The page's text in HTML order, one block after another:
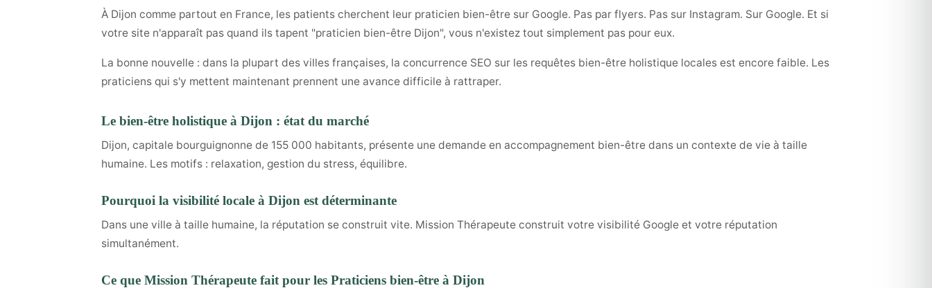
À Dijon comme partout en France, les patients cherchent leur praticien bien-être sur Google. Pas par flyers. Pas sur Instagram. Sur Google. Et si
votre site n'apparaît pas quand ils tapent "praticien bien-être Dijon", vous n'existez tout simplement pas pour eux.
La bonne nouvelle : dans la plupart des villes françaises, la concurrence SEO sur les requêtes bien-être holistique locales est encore faible. Les
praticiens qui s'y mettent maintenant prennent une avance difficile à rattraper.
Le bien-être holistique à Dijon : état du marché
Dijon, capitale bourguignonne de 155 000 habitants, présente une demande en accompagnement bien-être dans un contexte de vie à taille
humaine. Les motifs : relaxation, gestion du stress, équilibre.
Pourquoi la visibilité locale à Dijon est déterminante
Dans une ville à taille humaine, la réputation se construit vite. Mission Thérapeute construit votre visibilité Google et votre réputation
simultanément.
Ce que Mission Thérapeute fait pour les Praticiens bien-être à Dijon